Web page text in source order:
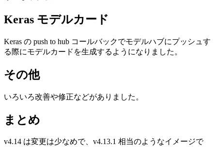
Keras モデルカード
Keras の push to hub コールバックでモデルハブにプッシュす
る際にモデルカードを生成するようになりました。
その他
いろいろ改善や修正などがありました。
まとめ
v4.14 は変更は少なめで、v4.13.1 相当のようなイメージで